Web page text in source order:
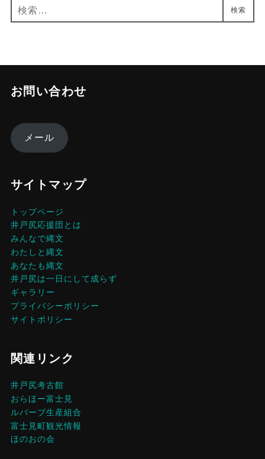
検
索:
検索
お問い合わせ
メール
サイトマップ
トップページ
井戸尻応援団とは
みんなで縄文
わたしと縄文
あなたも縄文
井戸尻は一日にして成らず
ギャラリー
プライバシーポリシー
サイトポリシー
関連リンク
井戸尻考古館
おらほー富士見
ルバーブ生産組合
富士見町観光情報
ほのおの会